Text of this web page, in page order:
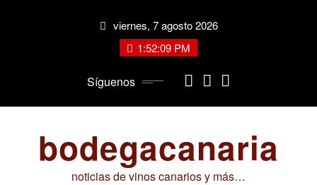
viernes, 7 agosto 2026
1:52:09 PM
Síguenos
bodegacanaria
noticias de vinos canarios y más…